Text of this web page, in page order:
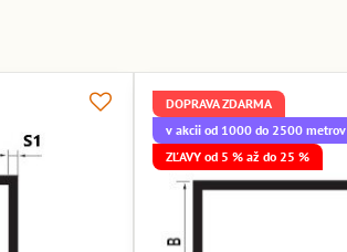
DOPRAVA ZDARMA
v akcii od 1000 do 2500 metrov
ZĽAVY od 5 % až do 25 %